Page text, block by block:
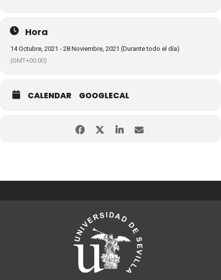
Hora
14 Octubre, 2021 - 28 Noviembre, 2021 (Durante todo el día)
(GMT+00:00)
CALENDAR GOOGLECAL